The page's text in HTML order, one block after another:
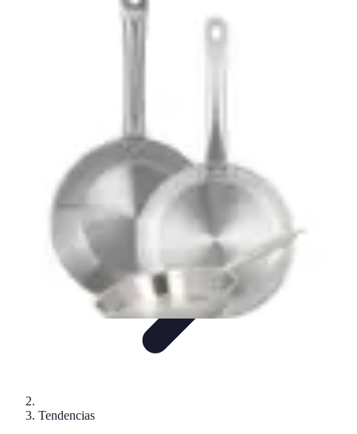
Estilos de Moda Tendencias
Tendencias